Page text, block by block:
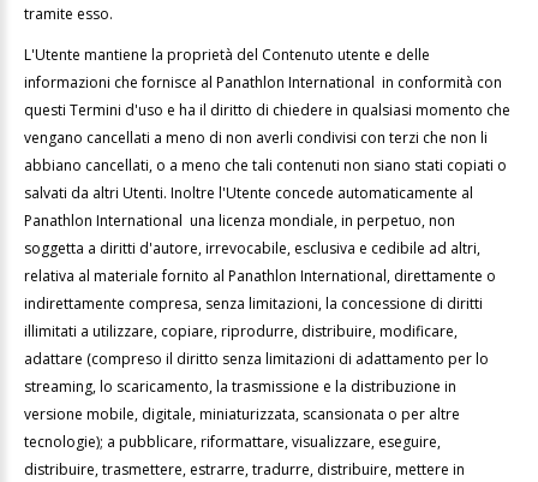
tramite esso.
L'Utente mantiene la proprietà del Contenuto utente e delle
informazioni che fornisce al Panathlon International in conformità con
questi Termini d'uso e ha il diritto di chiedere in qualsiasi momento che
vengano cancellati a meno di non averli condivisi con terzi che non li
abbiano cancellati, o a meno che tali contenuti non siano stati copiati o
salvati da altri Utenti. Inoltre l'Utente concede automaticamente al
Panathlon International una licenza mondiale, in perpetuo, non
soggetta a diritti d'autore, irrevocabile, esclusiva e cedibile ad altri,
relativa al materiale fornito al Panathlon International, direttamente o
indirettamente compresa, senza limitazioni, la concessione di diritti
illimitati a utilizzare, copiare, riprodurre, distribuire, modificare,
adattare (compreso il diritto senza limitazioni di adattamento per lo
streaming, lo scaricamento, la trasmissione e la distribuzione in
versione mobile, digitale, miniaturizzata, scansionata o per altre
tecnologie); a pubblicare, riformattare, visualizzare, eseguire,
distribuire, trasmettere, estrarre, tradurre, distribuire, mettere in